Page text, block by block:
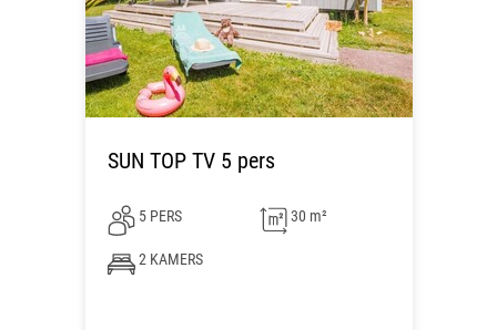
SUN TOP TV 5 pers
5 PERS 30 m²
2 KAMERS